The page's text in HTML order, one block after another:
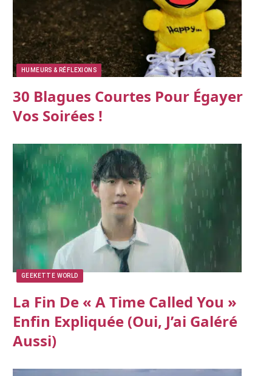
HUMEURS & RÉFLEXIONS
30 Blagues Courtes Pour Égayer
Vos Soirées !
GEEKETTE WORLD
La Fin De « A Time Called You »
Enfin Expliquée (oui, J’ai Galéré
Aussi)